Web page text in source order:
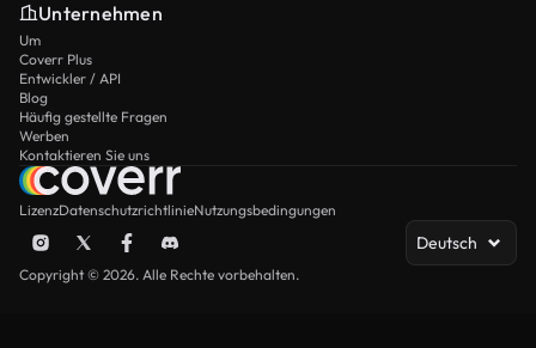
Unternehmen
Um
Coverr Plus
Entwickler / API
Blog
Häufig gestellte Fragen
Werben
Kontaktieren Sie uns
LizenzDatenschutzrichtlinieNutzungsbedingungen
Deutsch
Copyright © 2026. Alle Rechte vorbehalten.